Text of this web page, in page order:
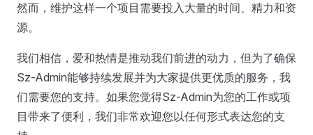
然而，维护这样一个项目需要投入大量的时间、精力和资
源。
我们相信，爱和热情是推动我们前进的动力，但为了确保
Sz-Admin能够持续发展并为大家提供更优质的服务，我
们需要您的支持。如果您觉得Sz-Admin为您的工作或项
目带来了便利，我们非常欢迎您以任何形式表达您的支